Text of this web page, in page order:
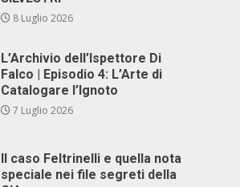
8 Luglio 2026
L’Archivio dell’Ispettore Di
Falco | Episodio 4: L’Arte di
Catalogare l’Ignoto
7 Luglio 2026
Il caso Feltrinelli e quella nota
speciale nei file segreti della